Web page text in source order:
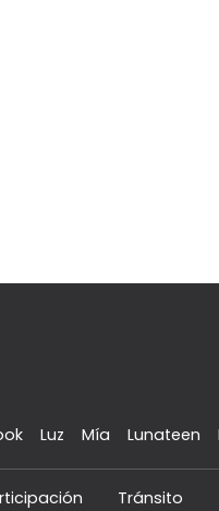
Luz Mía Lunateen
Tránsito